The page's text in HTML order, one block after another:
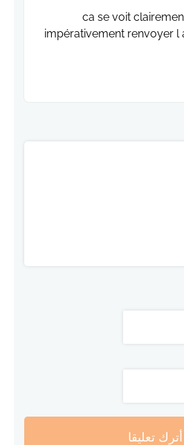
ca se voit
impérativement renvoyer l
أترك تعليقا